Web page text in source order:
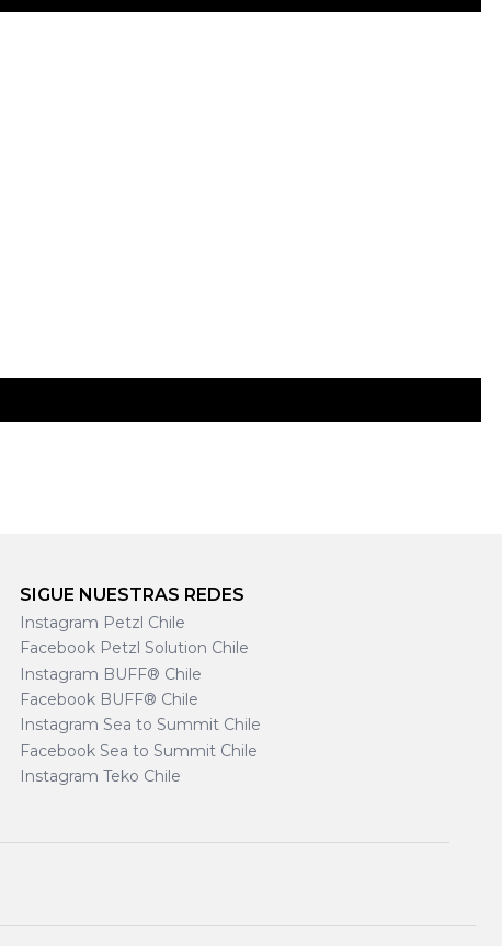
SIGUE NUESTRAS REDES
Instagram Petzl Chile
Facebook Petzl Solution Chile
Instagram BUFF® Chile
Facebook BUFF® Chile
Instagram Sea to Summit Chile
Facebook Sea to Summit Chile
Instagram Teko Chile